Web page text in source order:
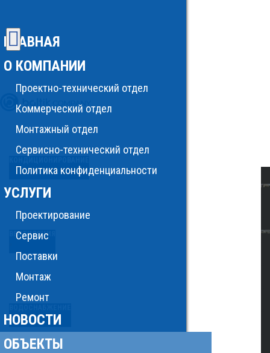
ГЛАВНАЯ
О КОМПАНИИ
Проектно-технический отдел
Коммерческий отдел
Монтажный отдел
Сервисно-технический отдел
Политика конфиденциальности
УСЛУГИ
Проектирование
Сервис
Поставки
Монтаж
Ремонт
НОВОСТИ
ОБЪЕКТЫ
ВЕНТИЛЯЦИЯ